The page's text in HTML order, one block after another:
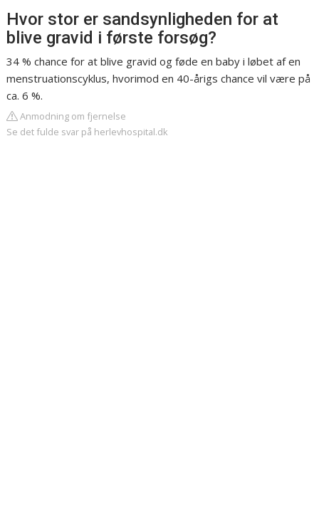
Hvor stor er sandsynligheden for at
blive gravid i første forsøg?
34 % chance for at blive gravid og føde en baby i løbet af en
menstruationscyklus, hvorimod en 40-årigs chance vil være på
ca. 6 %.
Anmodning om fjernelse
Se det fulde svar på herlevhospital.dk